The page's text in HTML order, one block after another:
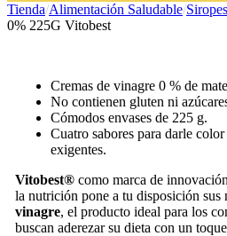
Tienda/Alimentación Saludable/Siropes
0% 225G Vitobest
Cremas de vinagre 0 % de
No contienen gluten ni
Cómodos envases de 225 g.
Cuatro sabores para darle
exigentes.
Vitobest®como marca de
la nutrición pone a tu disposición sus
vinagre, el producto ideal para los
buscan aderezar su dieta con un